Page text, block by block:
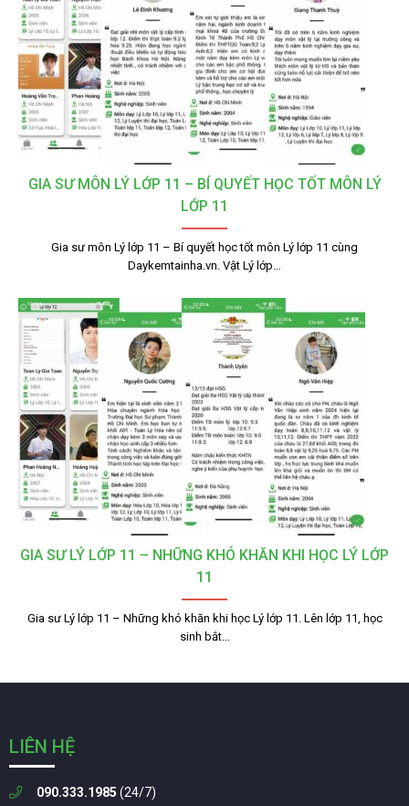
GIA SƯ MÔN LÝ LỚP 11 – BÍ QUYẾT HỌC TỐT MÔN LÝ
LỚP 11
Gia sư môn Lý lớp 11 – Bí quyết học tốt môn Lý lớp 11 cùng
Daykemtainha.vn. Vật Lý lớp…
GIA SƯ LÝ LỚP 11 – NHỮNG KHÓ KHĂN KHI HỌC LÝ LỚP
11
Gia sư Lý lớp 11 – Những khó khăn khi học Lý lớp 11. Lên lớp 11, học
sinh bắt…
LIÊN HỆ
090.333.1985 (24/7)